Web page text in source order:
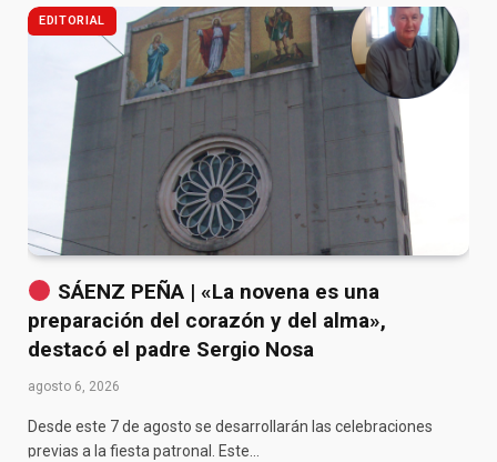
EDITORIAL
SÁENZ PEÑA | «La novena es una
preparación del corazón y del alma»,
destacó el padre Sergio Nosa
agosto 6, 2026
Desde este 7 de agosto se desarrollarán las celebraciones
previas a la fiesta patronal. Este…